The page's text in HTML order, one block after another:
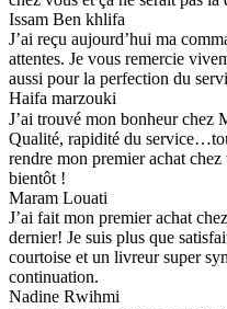
Issam Ben khlifa
J’ai reçu aujourd’hui ma
attentes. Je vous remercie
aussi pour la perfection du
Haifa marzouki
J’ai trouvé mon bonheur
Qualité, rapidité du
rendre mon premier achat
bientôt !
Maram Louati
J’ai fait mon premier achat
dernier! Je suis plus que
courtoise et un livreur super
continuation.
Nadine Rwihmi